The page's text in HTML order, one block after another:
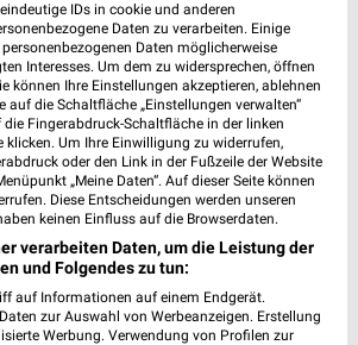
IDs in cookie und anderen
Daten zu verarbeiten. Einige
Daten möglicherweise
Interesses. Um dem zu widersprechen, öffnen
können Ihre Einstellungen akzeptieren, ablehnen
auf die Schaltfläche „Einstellungen verwalten“
die Fingerabdruck-Schaltfläche in der linken
klicken. Um Ihre Einwilligung zu widerrufen,
oder den Link in der Fußzeile der Website
„Meine Daten“. Auf dieser Seite können
Diese Entscheidungen werden unseren
keinen Einfluss auf die Browserdaten.
verarbeiten Daten, um die Leistung der
und Folgendes zu tun:
auf Informationen auf einem Endgerät.
zur Auswahl von Werbeanzeigen. Erstellung
Werbung. Verwendung von Profilen zur